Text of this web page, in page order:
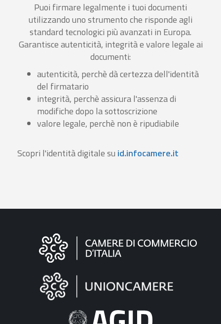
Puoi firmare legalmente i tuoi documenti
utilizzando uno strumento che risponde agli
standard tecnologici più avanzati in Europa.
Garantisce autenticità, integrità e valore legale ai
documenti:
autenticità, perchè dà certezza dell'identità
del firmatario
integrità, perchè assicura l'assenza di
modifiche dopo la sottoscrizione
valore legale, perchè non è ripudiabile
Scopri l'identità digitale su id.infocamere.it
Informazioni
"Fattura
Elettronica"